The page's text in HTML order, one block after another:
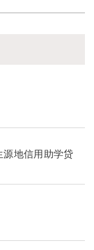
源地信用助学贷